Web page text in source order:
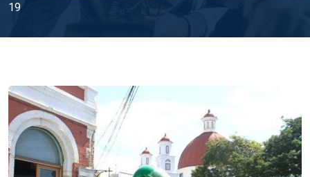
19